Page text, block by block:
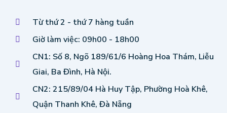
Từ thứ 2 - thứ 7 hàng tuần
Giờ làm việc: 09h00 - 18h00
CN1: Số 8, Ngõ 189/61/6 Hoàng Hoa Thám, Liễu
Giai, Ba Đình, Hà Nội.
CN2: 215/89/04 Hà Huy Tập, Phường Hoà Khê,
Quận Thanh Khê, Đà Nẵng